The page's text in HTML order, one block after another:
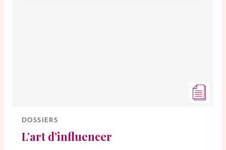
DOSSIERS
L’art d’influencer